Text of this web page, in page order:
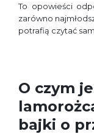
To opowieści
zarówno
potrafią czytać
O czym
bajki o